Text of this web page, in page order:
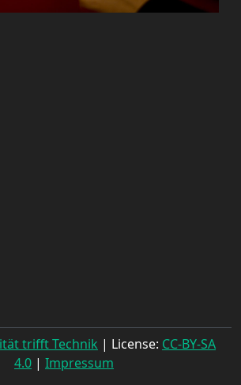
trifft Technik | License: CC-BY-SA
4.0 | Impressum